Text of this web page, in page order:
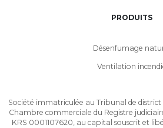
PRODUITS
Désenfumage
Ventilation
Société immatriculée au Tribunal de district
Chambre commerciale du Registre
KRS 0001107620, au capital souscrit et